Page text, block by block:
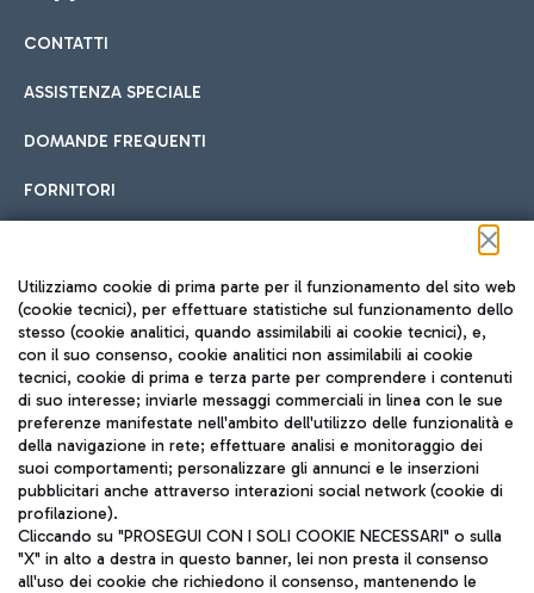
Cucina Internazionale
Fast Food
Hotel in aeroporto
Scegli l'alloggio più adatto e approfitta della vicinanza
all'aeroporto.
Car sharing
Con il Car Sharing è ancora più facile spostarsi
Treno
Raggiungi velocemente l'aeroporto di Fiumicino da Roma
tramite i servizi ferroviari Trenitalia.
CONTATTI
ASSISTENZA SPECIALE
DOMANDE FREQUENTI
FORNITORI
Seguici sui social
TRAVEL JOURNAL
ITA
Utilizziamo cookie di prima parte per il funzionamento del sito web
(cookie tecnici), per effettuare statistiche sul funzionamento dello
stesso (cookie analitici, quando assimilabili ai cookie tecnici), e,
con il suo consenso, cookie analitici non assimilabili ai cookie
tecnici, cookie di prima e terza parte per comprendere i contenuti
di suo interesse; inviarle messaggi commerciali in linea con le sue
preferenze manifestate nell'ambito dell'utilizzo delle funzionalità e
della navigazione in rete; effettuare analisi e monitoraggio dei
suoi comportamenti; personalizzare gli annunci e le inserzioni
pubblicitari anche attraverso interazioni social network (cookie di
profilazione).
Cliccando su "PROSEGUI CON I SOLI COOKIE NECESSARI" o sulla
"X" in alto a destra in questo banner, lei non presta il consenso
all'uso dei cookie che richiedono il consenso, mantenendo le